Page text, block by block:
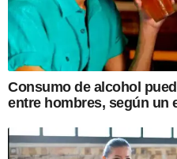
Consumo de alcohol
entre hombres, según un